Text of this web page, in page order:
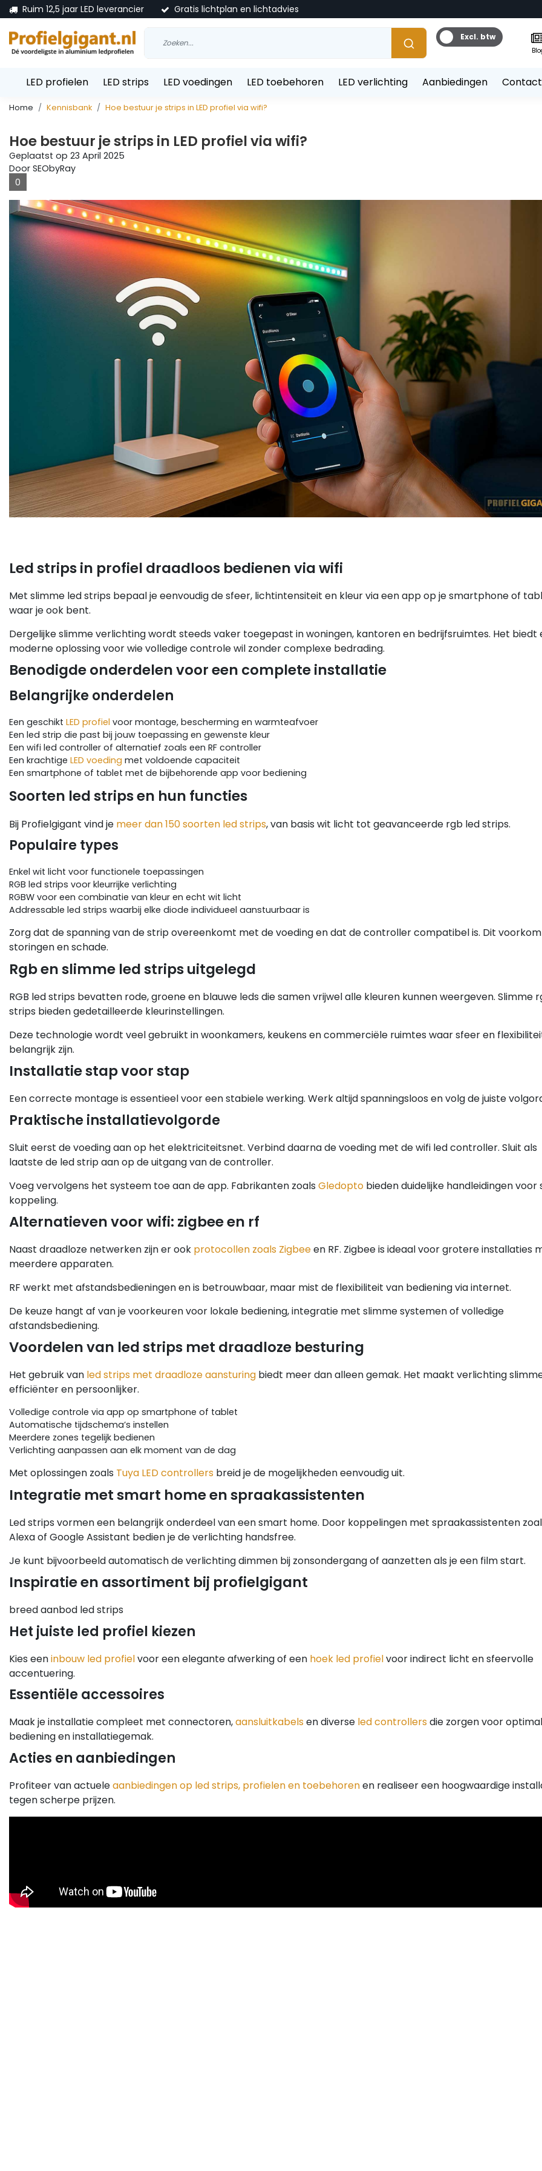
Ruim 12,5 jaar LED leverancier Gratis lichtplan en lichtadvies
Excl. btw
LED profielen LED strips LED voedingen LED toebehoren LED verlichting Aanbiedingen
Home Kennisbank Hoe bestuur je strips in LED profiel via wifi?
Hoe bestuur je strips in LED profiel via wifi?
Geplaatst op 23 April 2025
Door SEObyRay
0
Led strips in profiel draadloos bedienen via wifi
Met slimme led strips bepaal je eenvoudig de sfeer, lichtintensiteit en kleur via een app op je smartphone of
waar je ook bent.
Dergelijke slimme verlichting wordt steeds vaker toegepast in woningen, kantoren en bedrijfsruimtes. Het biedt
moderne oplossing voor wie volledige controle wil zonder complexe bedrading.
Benodigde onderdelen voor een complete installatie
Belangrijke onderdelen
Een geschikt LED profiel voor montage, bescherming en warmteafvoer
Een led strip die past bij jouw toepassing en gewenste kleur
Een wifi led controller of alternatief zoals een RF controller
Een krachtige LED voeding met voldoende capaciteit
Een smartphone of tablet met de bijbehorende app voor bediening
Soorten led strips en hun functies
Bij Profielgigant vind je meer dan 150 soorten led strips, van basis wit licht tot geavanceerde rgb led strips.
Populaire types
Enkel wit licht voor functionele toepassingen
RGB led strips voor kleurrijke verlichting
RGBW voor een combinatie van kleur en echt wit licht
Addressable led strips waarbij elke diode individueel aanstuurbaar is
Zorg dat de spanning van de strip overeenkomt met de voeding en dat de controller compatibel is. Dit
storingen en schade.
Rgb en slimme led strips uitgelegd
RGB led strips bevatten rode, groene en blauwe leds die samen vrijwel alle kleuren kunnen weergeven. Slimme
strips bieden gedetailleerde kleurinstellingen.
Deze technologie wordt veel gebruikt in woonkamers, keukens en commerciële ruimtes waar sfeer en
belangrijk zijn.
Installatie stap voor stap
Een correcte montage is essentieel voor een stabiele werking. Werk altijd spanningsloos en volg de juiste
Praktische installatievolgorde
Sluit eerst de voeding aan op het elektriciteitsnet. Verbind daarna de voeding met de wifi led controller. Sluit als
laatste de led strip aan op de uitgang van de controller.
Voeg vervolgens het systeem toe aan de app. Fabrikanten zoals Gledopto bieden duidelijke handleidingen voor
koppeling.
Alternatieven voor wifi: zigbee en rf
Naast draadloze netwerken zijn er ook protocollen zoals Zigbeeen RF. Zigbee is ideaal voor grotere installaties
meerdere apparaten.
RF werkt met afstandsbedieningen en is betrouwbaar, maar mist de flexibiliteit van bediening via internet.
De keuze hangt af van je voorkeuren voor lokale bediening, integratie met slimme systemen of volledige
afstandsbediening.
Voordelen van led strips met draadloze besturing
Het gebruik van led strips met draadloze aansturing biedt meer dan alleen gemak. Het maakt verlichting
efficiënter en persoonlijker.
Volledige controle via app op smartphone of tablet
Automatische tijdschema’s instellen
Meerdere zones tegelijk bedienen
Verlichting aanpassen aan elk moment van de dag
Met oplossingen zoals Tuya LED controllers breid je de mogelijkheden eenvoudig uit.
Integratie met smart home en spraakassistenten
Led strips vormen een belangrijk onderdeel van een smart home. Door koppelingen met spraakassistenten
Alexa of Google Assistant bedien je de verlichting handsfree.
Je kunt bijvoorbeeld automatisch de verlichting dimmen bij zonsondergang of aanzetten als je een film start.
Inspiratie en assortiment bij profielgigant
breed aanbod led strips
Het juiste led profiel kiezen
Kies eeninbouw led profielvoor een elegante afwerking of een hoek led profielvoor indirect licht en sfeervolle
accentuering.
Essentiële accessoires
Maak je installatie compleet met connectoren,aansluitkabelsen diverse led controllersdie zorgen voor
bediening en installatiegemak.
Acties en aanbiedingen
Profiteer van actueleaanbiedingen op led strips, profielen en toebehorenen realiseer een hoogwaardige
tegen scherpe prijzen.